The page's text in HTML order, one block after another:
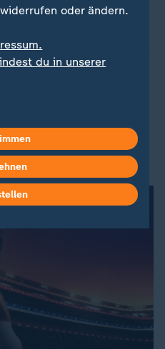
erneut Pech.
Oluwaseyi rettete Tarik
Für Kanadas
dann Joker Larin, der
oder ändern.
du in unserer